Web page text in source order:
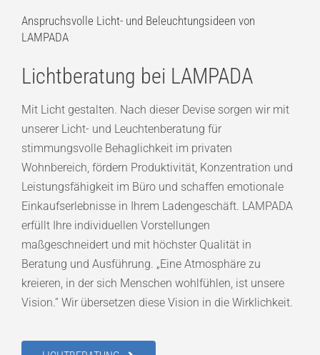
Anspruchsvolle Licht- und Beleuchtungsideen von
LAMPADA
Lichtberatung bei LAMPADA
Mit Licht gestalten. Nach dieser Devise sorgen wir mit
unserer Licht- und Leuchtenberatung für
stimmungsvolle Behaglichkeit im privaten
Wohnbereich, fördern Produktivität, Konzentration und
Leistungsfähigkeit im Büro und schaffen emotionale
Einkaufserlebnisse in Ihrem Ladengeschäft. LAMPADA
erfüllt Ihre individuellen Vorstellungen
maßgeschneidert und mit höchster Qualität in
Beratung und Ausführung. „Eine Atmosphäre zu
kreieren, in der sich Menschen wohlfühlen, ist unsere
Vision.” Wir übersetzen diese Vision in die Wirklichkeit.